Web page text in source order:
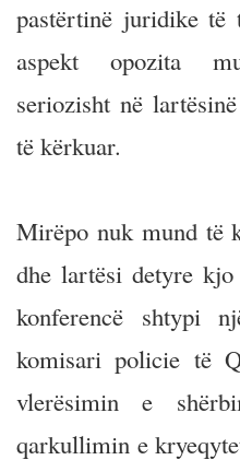
pastërtinë juridike të
aspekt opozita
seriozisht në
të kërkuar.
Mirëpo nuk mund të
dhe lartësi detyre
konferencë shtypi
komisari policie të
vlerësimin e
qarkullimin e